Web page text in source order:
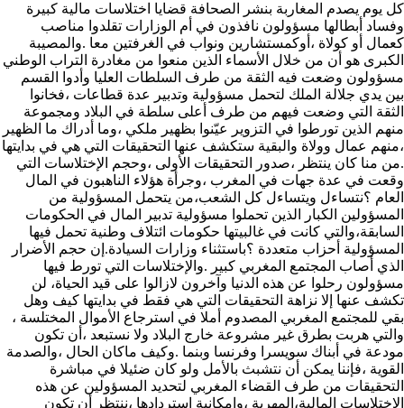
كل يوم يصدم المغاربة بنشر الصحافة قضايا اختلاسات مالية كبيرة
وفساد أبطالها مسؤولون نافذون في أم الوزارات تقلدوا مناصب
كعمال أو كولاة ،أوكمستشارين ونواب في الغرفتين معا .والمصيبة
الكبرى هو أن من خلال الأسماء الذين منعوا من مغادرة التراب الوطني
مسؤولون وضعت فيه الثقة من طرف السلطات العليا وأدوا القسم
بين يدي جلالة الملك لتحمل مسؤولية وتدبير عدة قطاعات ،فخانوا
الثقة التي وضعت فيهم من طرف أعلى سلطة في البلاد ومجموعة
منهم الذين تورطوا في التزوير عيّنوا بظهير ملكي ،وما أدراك ما الظهير
،منهم عمال وولاة والبقية ستكشف عنها التحقيقات التي هي في بدايتها
.من منا كان ينتظر ،صدور التحقيقات الأولى ،وحجم الإختلاسات التي
وقعت في عدة جهات في المغرب ،وجرأة هؤلاء الناهبون في المال
العام ؟نتساءل ويتساءل كل الشعب،من يتحمل المسؤولية من
المسؤولين الكبار الذين تحملوا مسؤولية تدبير المال في الحكومات
السابقة،والتي كانت في غالبيتها حكومات ائتلاف وطنية تحمل فيها
المسؤولية أحزاب متعددة ؟باستثناء وزارات السيادة.إن حجم الأضرار
الذي أصاب المجتمع المغربي كبير .والإختلاسات التي تورط فيها
مسؤولون رحلوا عن هذه الدنيا وآخرون لازالوا على قيد الحياة، لن
تكشف عنها إلا نزاهة التحقيقات التي هي فقط في بدايتها كيف وهل
بقي للمجتمع المغربي المصدوم أملا في استرجاع الأموال المختلسة ،
والتي هربت بطرق غير مشروعة خارج البلاد ولا نستبعد ،أن تكون
مودعة في أبناك سويسرا وفرنسا وبنما .وكيف ماكان الحال ،والصدمة
القوية ،فإننا يمكن أن نتشبث بالأمل ولو كان ضئيلا في مباشرة
التحقيقات من طرف القضاء المغربي لتحديد المسؤولين عن هذه
الإختلاسات المالية،المهربة ،وإمكانية استردادها ،ننتظر أن تكون